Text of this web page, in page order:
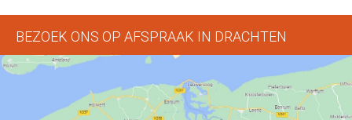
BEZOEK ONS OP AFSPRAAK IN DRACHTEN